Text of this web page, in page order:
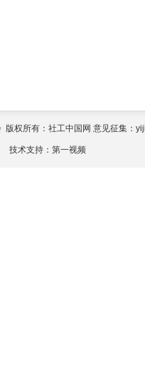
版权所有：社工中国网 意见征集：
术支持： 第一视频